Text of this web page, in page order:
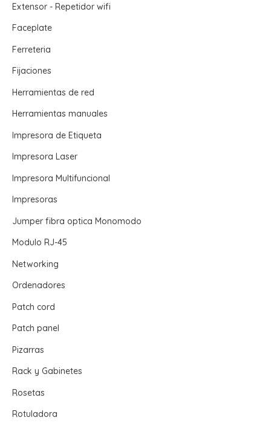
Extensor - Repetidor wifi
Faceplate
Ferreteria
Fijaciones
Herramientas de red
Herramientas manuales
Impresora de Etiqueta
Impresora Laser
Impresora Multifuncional
Impresoras
Jumper fibra optica Monomodo
Modulo RJ-45
Networking
Ordenadores
Patch cord
Patch panel
Pizarras
Rack y Gabinetes
Rosetas
Rotuladora